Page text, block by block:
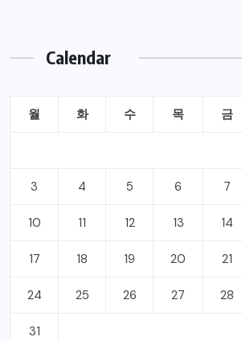
Calendar
월 화 수 목 금
3 4 5 6 7
10 11 12 13 14
17 18 19 20 21
24 25 26 27 28
31